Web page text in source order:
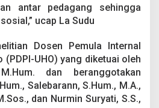
antar pedagang sehingga
ucap La Sudu
Dosen Pemula Internal
(PDPI-UHO) yang diketuai oleh
dan beranggotakan
Salebarann, S.Hum., M.A.,
dan Nurmin Suryati, S.S.,